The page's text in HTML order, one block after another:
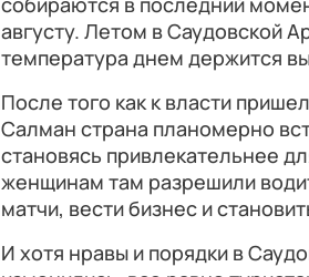
августу. Летом в Саудовской
температура днем держится
После того как к власти
Салман страна планомерно
становясь привлекательнее
женщинам там разрешили
матчи, вести бизнес и
И хотя нравы и порядки в